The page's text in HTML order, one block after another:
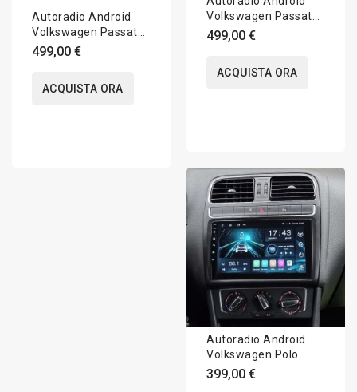
Autoradio Android
Volkswagen Passat
B6/B7 3C 2005-2014
Apple CarPlay 8
499,00 €
ACQUISTA ORA
Volkswagen Passat
B8 3G 2014-2023
Apple CarPlay 10
499,00 €
ACQUISTA ORA
Autoradio Android
Volkswagen Polo
6R/6C 2009-2017
Apple CarPlay 10
399,00 €